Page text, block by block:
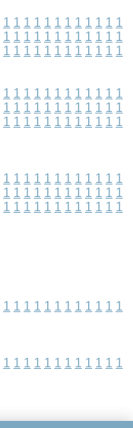
1 1 1 1 1 1 1 1 1 1 1 1
1 1 1 1 1 1 1 1 1 1 1 1
1 1 1 1 1 1 1 1 1 1 1 1
1 1 1 1 1 1 1 1 1 1 1 1
1 1 1 1 1 1 1 1 1 1 1 1
1 1 1 1 1 1 1 1 1 1 1 1
1 1 1 1 1 1 1 1 1 1 1 1
1 1 1 1 1 1 1 1 1 1 1 1
1 1 1 1 1 1 1 1 1 1 1 1
1 1 1 1 1 1 1 1 1 1 1 1
1 1 1 1 1 1 1 1 1 1 1 1